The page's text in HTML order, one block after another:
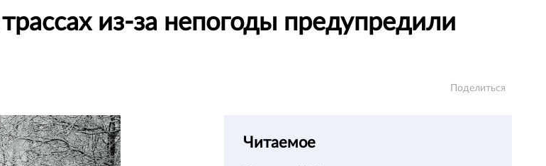
из-за непогоды предупредили
Поделиться
Читаемое